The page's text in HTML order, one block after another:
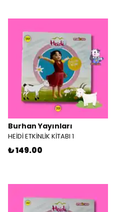
Burhan Yayınları
HEİDİ ETKİNLİK KİTABI 1
₺ 149.00